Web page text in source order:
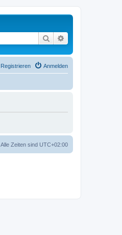
Suche
Anmelden
Registrieren
Alle Zeiten sind UTC+02:00